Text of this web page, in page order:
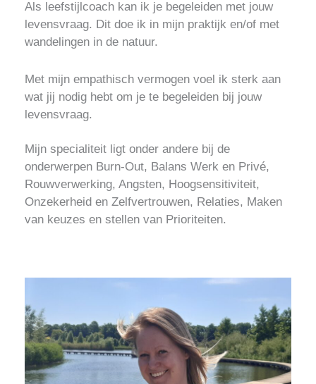
Als leefstijlcoach kan ik je begeleiden met jouw
levensvraag. Dit doe ik in mijn praktijk en/of met
wandelingen in de natuur.
Met mijn empathisch vermogen voel ik sterk aan
wat jij nodig hebt om je te begeleiden bij jouw
levensvraag.
Mijn specialiteit ligt onder andere bij de
onderwerpen Burn-Out, Balans Werk en Privé,
Rouwverwerking, Angsten, Hoogsensitiviteit,
Onzekerheid en Zelfvertrouwen, Relaties, Maken
van keuzes en stellen van Prioriteiten.